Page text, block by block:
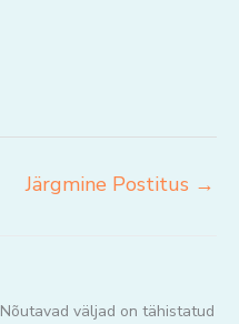
Järgmine Postitus →
Nõutavad väljad on tähistatud